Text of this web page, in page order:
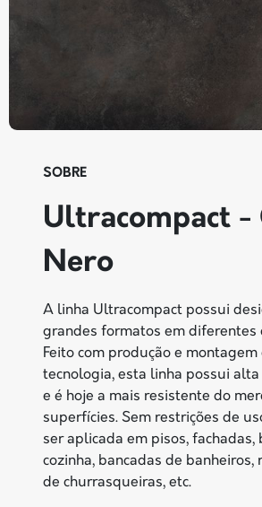
SOBRE
Ultracompact -
Nero
A linha Ultracompact possui
grandes formatos em diferentes
Feito com produção e
tecnologia, esta linha possui
e é hoje a mais resistente do
superfícies. Sem restrições de
ser aplicada em pisos, fachadas,
cozinha, bancadas de banheiros,
de churrasqueiras, etc.